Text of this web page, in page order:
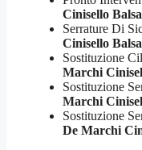
Cinisello
Serrature Di
Cinisello
Sostituzione
Marchi
Sostituzione
Marchi
Sostituzione
De Marchi